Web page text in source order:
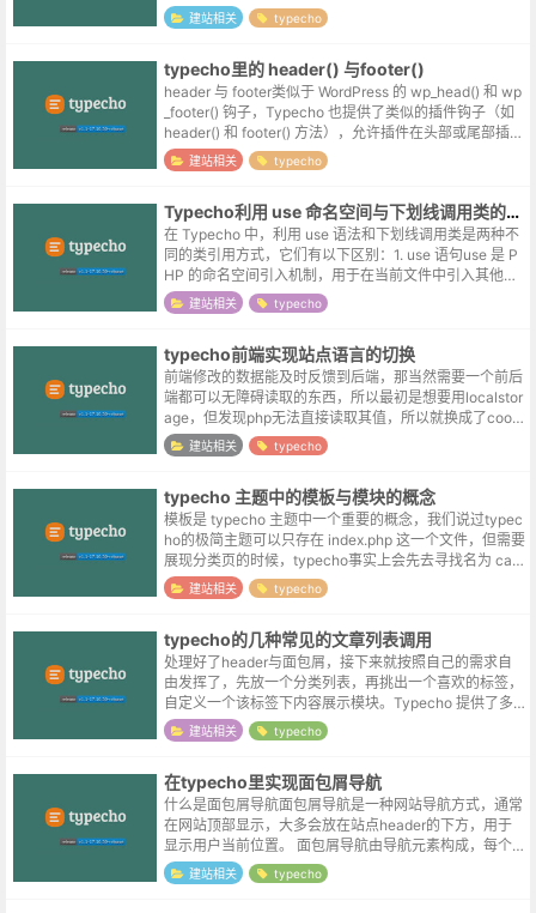
和功能1. 基础元素<title>: 定义文档标题，显示在浏...
建站相关 typecho
typecho里的 header() 与footer()
header 与 footer类似于 WordPress 的 wp_head() 和 wp
_footer() 钩子，Typecho 也提供了类似的插件钩子（如
header() 和 footer() 方法），允许插件在头部或尾部插入
内...建站相关 typecho
Typecho利用 use 命名空间与下划线调用类的区别
在 Typecho 中，利用 use 语法和下划线调用类是两种不
同的类引用方式，它们有以下区别：1. use 语句use 是 P
HP 的命名空间引入机制，用于在当前文件中引入其他命
名空间的类：use Typecho\Db; use T...
建站相关 typecho
typecho前端实现站点语言的切换
前端修改的数据能及时反馈到后端，那当然需要一个前后
端都可以无障碍读取的东西，所以最初是想要用localstor
age，但发现php无法直接读取其值，所以就换成了cooki
e。前端通过js来设置参数值：document.cookie='...
建站相关 typecho
typecho 主题中的模板与模块的概念
模板是 typecho 主题中一个重要的概念，我们说过typec
ho的极简主题可以只存在 index.php 这一个文件，但需要
展现分类页的时候，typecho事实上会先去寻找名为 cate
gory.php 的分类页模板，文章页当然也...
建站相关 typecho
typecho的几种常见的文章列表调用
处理好了header与面包屑，接下来就按照自己的需求自
由发挥了，先放一个分类列表，再挑出一个喜欢的标签，
自定义一个该标签下内容展示模块。Typecho 提供了多
种文章循环方式，以下是常用的几种方法：标准文章循环
<?php whi...
建站相关 typecho
在typecho里实现面包屑导航
什么是面包屑导航面包屑导航是一种网站导航方式，通常
在网站顶部显示，大多会放在站点header的下方，用于
显示用户当前位置。 面包屑导航由导航元素构成，每个
元素代表一个网站导航项，各个元素通常包含对应链接，
供用户跳转。面包屑导航示例首页...
建站相关 typecho